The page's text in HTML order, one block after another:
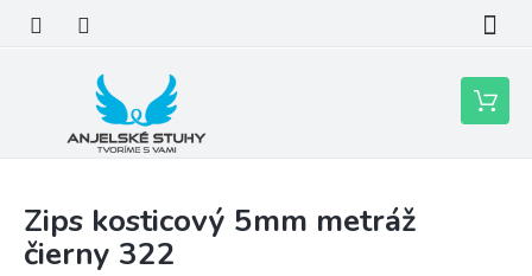
obsah
Nákupný
košík
Zips kosticový 5mm metráž
čierny 322